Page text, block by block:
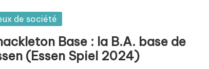
de société
Base : la B.A. base de
(Essen Spiel 2024)